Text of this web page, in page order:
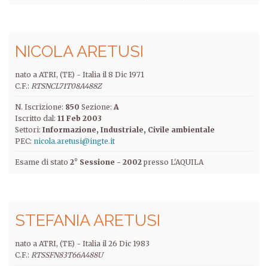
NICOLA ARETUSI
nato a ATRI, (TE) - Italia il 8 Dic 1971
C.F.: RTSNCL71T08A488Z
N. Iscrizione: 850 Sezione: A
Iscritto dal: 11 Feb 2003
Settori: Informazione Industriale Civile ambientale
PEC: nicola.aretusi@ingte.it
Esame di stato 2° Sessione - 2002 presso L'AQUILA
STEFANIA ARETUSI
nato a ATRI, (TE) - Italia il 26 Dic 1983
C.F.: RTSSFN83T66A488U